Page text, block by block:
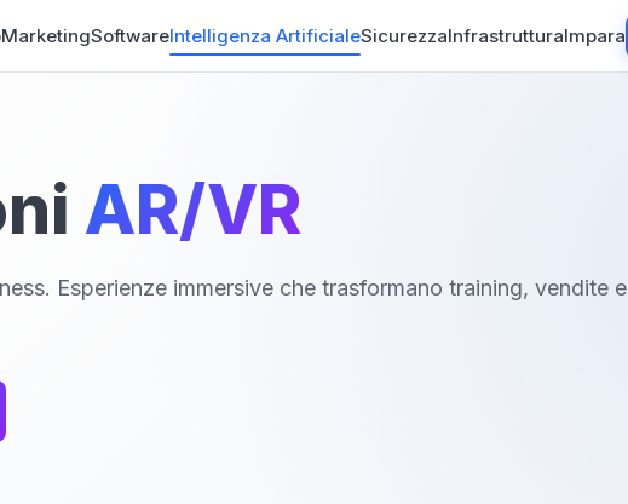
MarketingSoftwareIntelligenza ArtificialeSicurezzaInfrastrutturaImpara
AR/VR
Esperienze immersive che trasformano training, vendite e